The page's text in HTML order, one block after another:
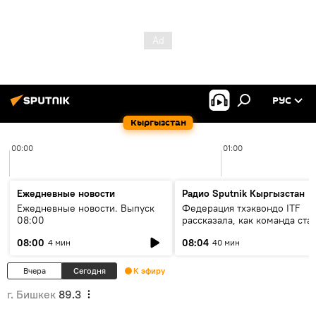
Кыргызстан
РУС
00:00 01:00
Ежедневные новости
Ежедневные новости. Выпуск
08:00
08:00 4 мин
Радио Sputnik Кыргызстан
Федерация тхэквондо ITF
рассказала, как команда
08:04 40 мин
Вчера Сегодня К эфиру
г. Бишкек 89.3